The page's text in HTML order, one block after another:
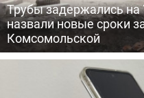
Трубы задержались
назвали новые сроки
Комсомольской